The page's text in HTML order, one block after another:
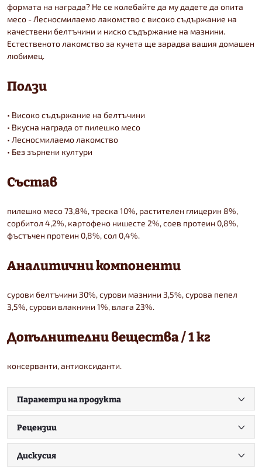
формата на награда? Не се колебайте да му дадете да опита
месо - Лесносмилаемо лакомство с високо съдържание на
качествени белтъчини и ниско съдържание на мазнини.
Естественото лакомство за кучета ще зарадва вашия домашен
любимец.
Ползи
• Високо съдържание на белтъчини
• Вкусна награда от пилешко месо
• Лесносмилаемо лакомство
• Без зърнени култури
Състав
пилешко месо 73,8%, треска 10%, растителен глицерин 8%,
сорбитол 4,2%, картофено нишесте 2%, соев протеин 0,8%,
фъстъчен протеин 0,8%, сол 0,4%.
Аналитични компоненти
сурови белтъчини 30%, сурови мазнини 3,5%, сурова пепел
3,5%, сурови влакнини 1%, влага 23%.
Допълнителни вещества / 1 кг
консерванти, антиоксиданти.
Параметри на продукта
Рецензии
Дискусия